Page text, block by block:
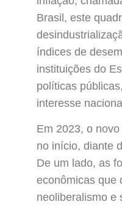
Brasil, este
índices de
instituições do
políticas
interesse
Em 2023, o
no início, diante
De um lado, as
econômicas que
neoliberalismo e